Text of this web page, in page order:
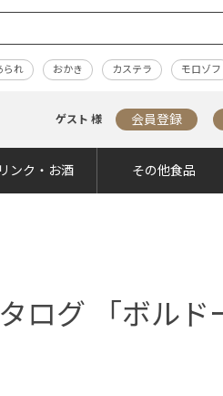
られ おかき カステラ モロゾフ
ゲスト 様 会員登録
ンク・お酒 その他食品
ログ 「ボルド